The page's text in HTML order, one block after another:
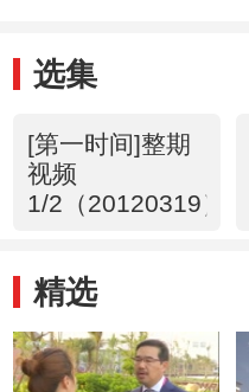
选集
[第一时间]整期
视频
1/2（20120319）
精选